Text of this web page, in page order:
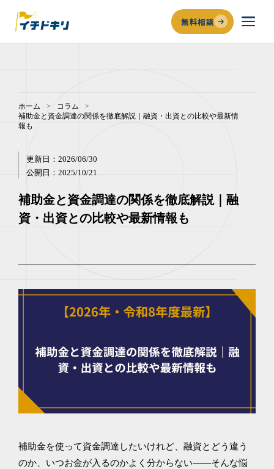
無料相談
ホーム > コラム
>
補助金と資金調達の関係を徹底解説｜融資・出資との比較や最新情
報も
更新日： 2026/06/30
公開日： 2025/10/21
補助金と資金調達の関係を徹底解説｜融
資・出資との比較や最新情報も
補助金を使って資金調達したいけれど、融資とどう違う
のか、いつお金が入るのかよく分からない——そんな悩